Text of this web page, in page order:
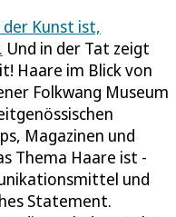
der Kunst ist,
Und in der Tat zeigt
Haare im Blick von
Folkwang Museum
Magazinen und
Thema Haare ist -
und
Statement.